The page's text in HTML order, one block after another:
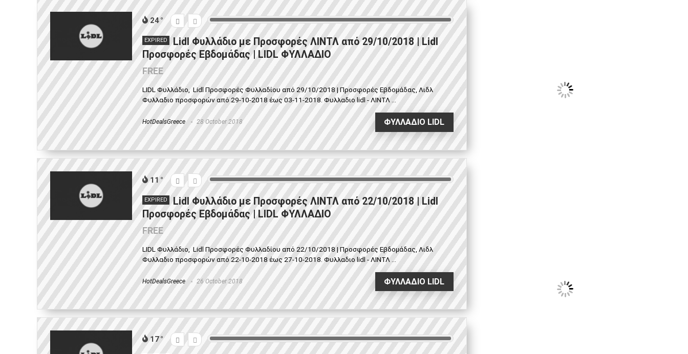
24
EXPIRED
Lidl Φυλλάδιο με Προσφορές ΛΙΝΤΛ από 29/10/2018 | Lidl
Προσφορές Εβδομάδας | LIDL ΦΥΛΛΑΔΙΟ
FREE
LIDL Φυλλάδιο, Lidl Προσφορές Φυλλαδίου από 29/10/2018 | Προσφορές Εβδομάδας, Λιδλ
Φυλλαδιο προσφορών από 29-10-2018 έως 03-11-2018. Φυλλαδιο lidl - ΛΙΝΤΛ ...
HotDealsGreece 28 October 2018 ΦΥΛΛΑΔΙΟ LIDL
11
EXPIRED
Lidl Φυλλάδιο με Προσφορές ΛΙΝΤΛ από 22/10/2018 | Lidl
Προσφορές Εβδομάδας | LIDL ΦΥΛΛΑΔΙΟ
FREE
LIDL Φυλλάδιο, Lidl Προσφορές Φυλλαδίου από 22/10/2018 | Προσφορές Εβδομάδας, Λιδλ
Φυλλαδιο προσφορών από 22-10-2018 έως 27-10-2018. Φυλλαδιο lidl - ΛΙΝΤΛ ...
HotDealsGreece 26 October 2018 ΦΥΛΛΑΔΙΟ LIDL
17